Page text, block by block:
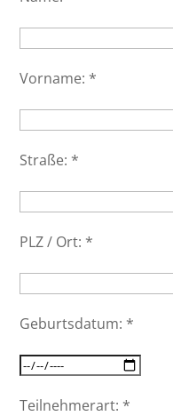
Vorname: *
Straße: *
PLZ / Ort: *
Geburtsdatum: *
Teilnehmerart: *